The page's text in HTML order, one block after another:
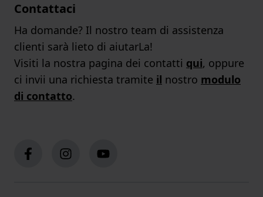
Contattaci
Ha domande? Il nostro team di assistenza
clienti sarà lieto di aiutarLa!
Visiti la nostra pagina dei contatti qui, oppure
ci invii una richiesta tramite il nostro modulo
di contatto.